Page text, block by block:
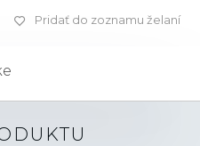
Pridať do zoznamu želaní